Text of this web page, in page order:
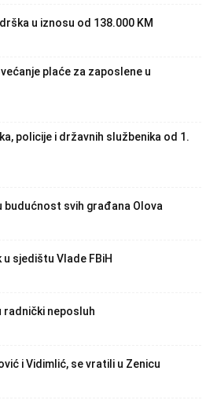
u iznosu od 138.000 KM
plaće za zaposlene u
policije i državnih službenika od 1.
budućnost svih građana Olova
sjedištu Vlade FBiH
radnički neposluh
i Vidimlić, se vratili u Zenicu